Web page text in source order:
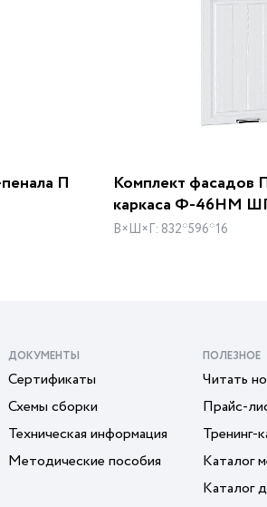
П
Комплект фасадов
каркаса Ф-46НМ
В×Ш×Г: 832*596*16
ДОКУМЕНТЫ
Сертификаты
Схемы сборки
Техническая информация
Методические пособия
ПОЛЕЗНОЕ
Читать
Прайс-
Тренинг-
Каталог
Каталог